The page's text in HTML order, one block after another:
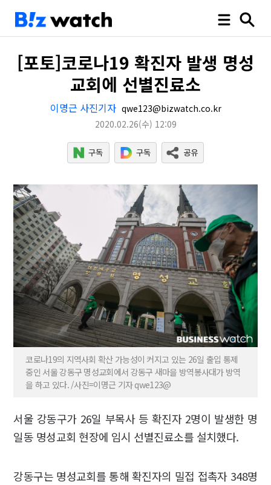
[포토]코로나19 확진자 발생 명성
교회에 선별진료소
이명근 사진기자 qwe123@bizwatch.co.kr
2020.02.26(수) 12:09
코로나19의 지역사회 확산 가능성이 커지고 있는 26일 출입 통제
중인 서울 강동구 명성교회에서 강동구 새마을 방역봉사대가 방역
을 하고 있다. /사진=이명근 기자 qwe123@
서울 강동구가 26일 부목사 등 확진자 2명이 발생한 명
일동 명성교회 현장에 임시 선별진료소를 설치했다.
강동구는 명성교회를 통해 확진자의 밀접 접촉자 348명